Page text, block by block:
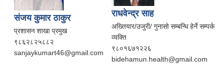
संजय कुमार ठाकुर
प्रशासन शाखा प्रमुख
९८६२८२५८८२
sanjaykumart46@gmail.com
राधवेन्द्र साह
अख्तियार/उजुरी/ गुनासो सम्बन्धि हेर्ने सम्पर्क
व्यक्ति
९८०१६७१२२६
bidehamun.health@gmail.com